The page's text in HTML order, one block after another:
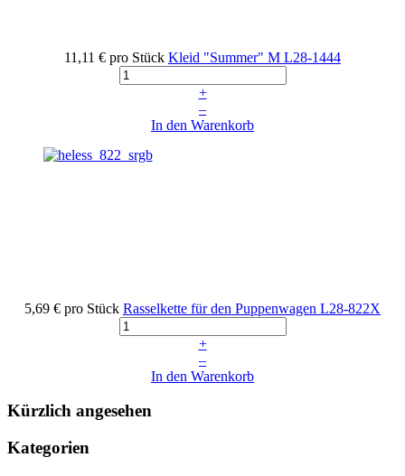
11,11 € pro Stück Kleid "Summer" M L28-1444
+
–
In den Warenkorb
5,69 € pro Stück Rasselkette für den Puppenwagen L28-822X
+
–
In den Warenkorb
Kürzlich angesehen
Kategorien